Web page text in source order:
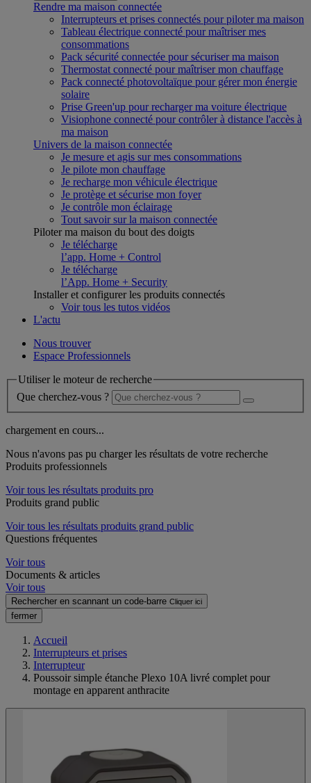
Rendre ma maison connectée
Interrupteurs et prises connectés pour piloter ma maison
Tableau électrique connecté pour maîtriser mes
consommations
Pack sécurité connectée pour sécuriser ma maison
Thermostat connecté pour maîtriser mon chauffage
Pack connecté photovoltaïque pour gérer mon énergie
solaire
Prise Green'up pour recharger ma voiture électrique
Visiophone connecté pour contrôler à distance l'accès à
ma maison
Univers de la maison connectée
Je mesure et agis sur mes consommations
Je pilote mon chauffage
Je recharge mon véhicule électrique
Je protège et sécurise mon foyer
Je contrôle mon éclairage
Tout savoir sur la maison connectée
Piloter ma maison du bout des doigts
Je télécharge
l’app. Home + Control
Je télécharge
l’App. Home + Security
Installer et configurer les produits connectés
Voir tous les tutos vidéos
L'actu
Nous trouver
Espace Professionnels
Utiliser le moteur de recherche
Que cherchez-vous ?
chargement en cours...
Nous n'avons pas pu charger les résultats de votre recherche
Produits professionnels
Voir tous les résultats produits pro
Produits grand public
Voir tous les résultats produits grand public
Questions fréquentes
Voir tous
Documents & articles
Voir tous
Rechercher en scannant un code-barre Cliquer ici
fermer
Accueil
Interrupteurs et prises
Interrupteur
Poussoir simple étanche Plexo 10A livré complet pour
montage en apparent anthracite